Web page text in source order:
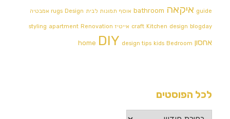
guide איקאה bathroom אוסף תמונות לבית rugs Design אמבטיה
craft Kitchen design blogday אייטיז styling apartment Renovation
אחסון home DIY design tips kids Bedroom
לכל הפוסטים
לכל